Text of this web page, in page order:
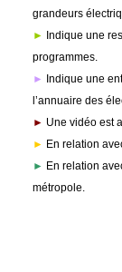
grandeurs
► Indique une
programmes.
►
Indique une
l’annuaire des
► Une vidéo est
► En relation
► En relation
métropole.